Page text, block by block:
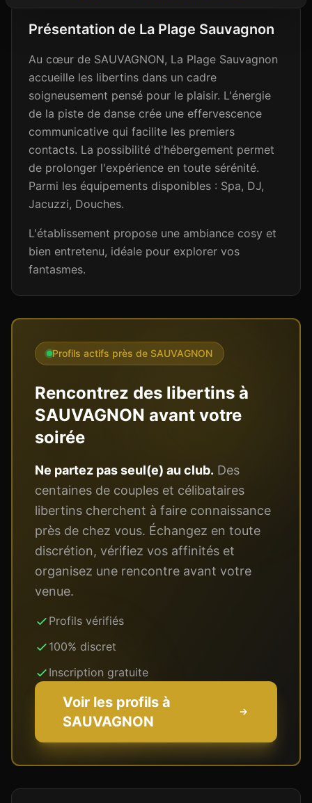
Présentation de La Plage Sauvagnon
Au cœur de SAUVAGNON, La Plage Sauvagnon
accueille les libertins dans un cadre
soigneusement pensé pour le plaisir. L'énergie
de la piste de danse crée une effervescence
communicative qui facilite les premiers
contacts. La possibilité d'hébergement permet
de prolonger l'expérience en toute sérénité.
Parmi les équipements disponibles : Spa, DJ,
Jacuzzi, Douches.
L'établissement propose une ambiance cosy et
bien entretenu, idéale pour explorer vos
fantasmes.
Profils actifs près de SAUVAGNON
Rencontrez des libertins à
SAUVAGNON avant votre
soirée
Ne partez pas seul(e) au club. Des
centaines de couples et célibataires
libertins cherchent à faire connaissance
près de chez vous. Échangez en toute
discrétion, vérifiez vos affinités et
organisez une rencontre avant votre
venue.
Profils vérifiés
100% discret
Inscription gratuite
Voir les profils à
SAUVAGNON